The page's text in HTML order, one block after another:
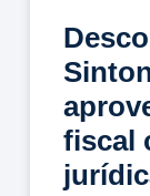
fiscal